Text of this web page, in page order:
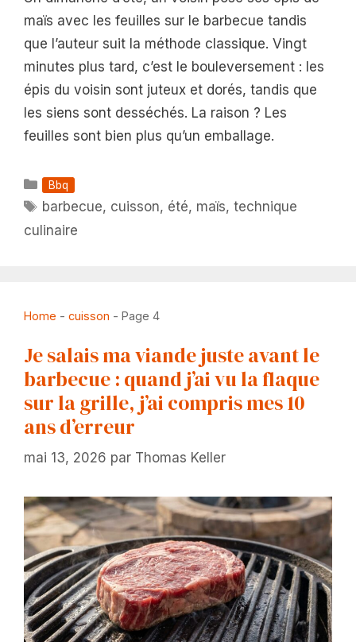
maïs avec les feuilles sur le barbecue tandis
que l’auteur suit la méthode classique. Vingt
minutes plus tard, c’est le bouleversement : les
épis du voisin sont juteux et dorés, tandis que
les siens sont desséchés. La raison ? Les
feuilles sont bien plus qu’un emballage.
Catégories
Bbq
Étiquettes
barbecue, cuisson, été, maïs,technique
culinaire
Home - cuisson - Page 4
Je salais ma viande juste avant le
barbecue : quand j’ai vu la flaque
sur la grille, j’ai compris mes 10
ans d’erreur
mai 13, 2026 par Thomas Keller